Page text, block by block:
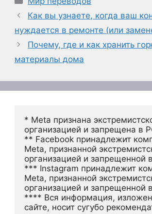
Как вы узнаете, когда ваш
нуждается в ремонте (или
Почему, где и как хранить
материалы дома
* Meta признана
организацией и запрещена в
** Facebook принадлежит
Meta, признанной
организацией и запрещенной
*** Instagram принадлежит
Meta, признанной
организацией и запрещенной
**** Вся информация,
сайте, носит сугубо